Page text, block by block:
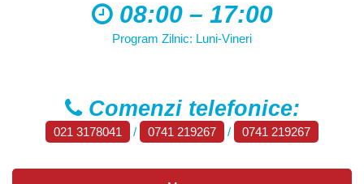
08:00 – 17:00
Program Zilnic: Luni-Vineri
Comenzi telefonice:
021 3178041 / 0741 219267 / 0741 219267